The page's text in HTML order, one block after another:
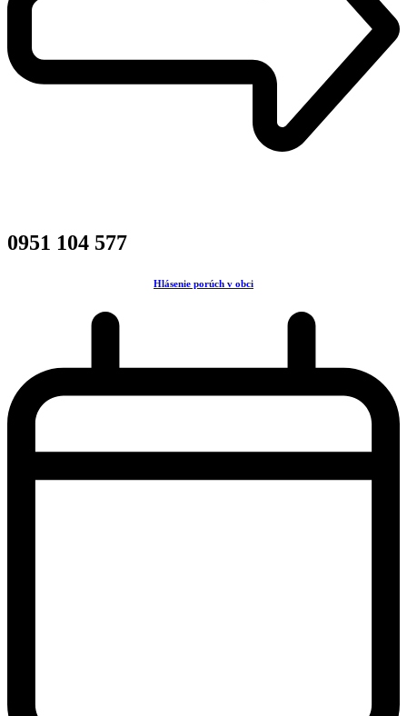
0951 104 577
Hlásenie porúch v obci